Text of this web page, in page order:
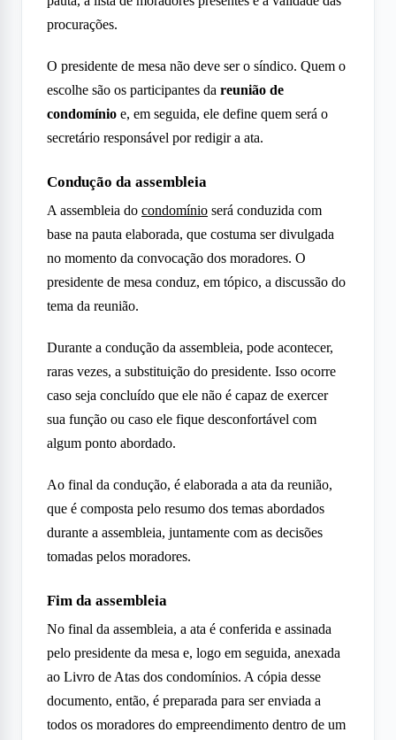
procurações.
O presidente de mesa não deve ser o síndico. Quem o
escolhe são os participantes da reunião de
condomínio e, em seguida, ele define quem será o
secretário responsável por redigir a ata.
Condução da assembleia
A assembleia do condomínio será conduzida com
base na pauta elaborada, que costuma ser divulgada
no momento da convocação dos moradores. O
presidente de mesa conduz, em tópico, a discussão do
tema da reunião.
Durante a condução da assembleia, pode acontecer,
raras vezes, a substituição do presidente. Isso ocorre
caso seja concluído que ele não é capaz de exercer
sua função ou caso ele fique desconfortável com
algum ponto abordado.
Ao final da condução, é elaborada a ata da reunião,
que é composta pelo resumo dos temas abordados
durante a assembleia, juntamente com as decisões
tomadas pelos moradores.
Fim da assembleia
No final da assembleia, a ata é conferida e assinada
pelo presidente da mesa e, logo em seguida, anexada
ao Livro de Atas dos condomínios. A cópia desse
documento, então, é preparada para ser enviada a
todos os moradores do empreendimento dentro de um